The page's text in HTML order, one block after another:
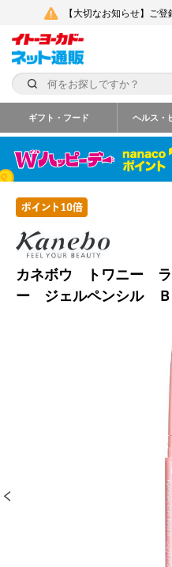
【大切なお知らせ】ご
ギフト・フード ヘルス・
カネボウ トワニー
ー ジェルペンシル Ｂ